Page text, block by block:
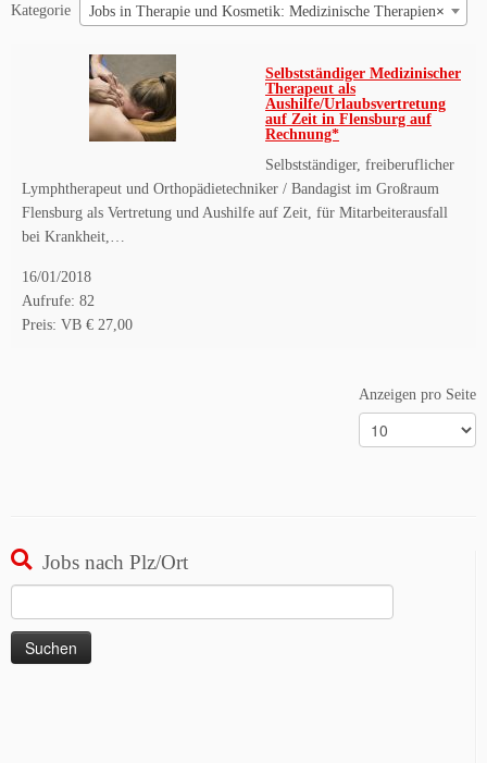
Kategorie ×
Jobs in Therapie und Kosmetik: Medizinische Therapien
Selbstständiger Medizinischer
Therapeut als
Aushilfe/Urlaubsvertretung
auf Zeit in Flensburg auf
Rechnung*
Selbstständiger, freiberuflicher
Lymphtherapeut und Orthopädietechniker / Bandagist im Großraum
Flensburg als Vertretung und Aushilfe auf Zeit, für Mitarbeiterausfall
bei Krankheit,…
16/01/2018
Aufrufe: 82
Preis: VB € 27,00
Anzeigen pro Seite
Jobs nach Plz/Ort
nach: